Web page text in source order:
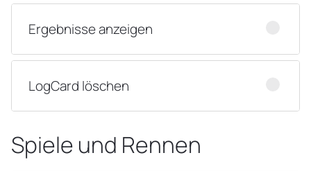
Ergebnisse anzeigen
LogCard löschen
Spiele und Rennen